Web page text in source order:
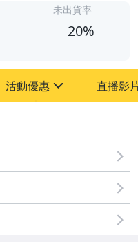
未出貨率
20%
活動優惠 直播影